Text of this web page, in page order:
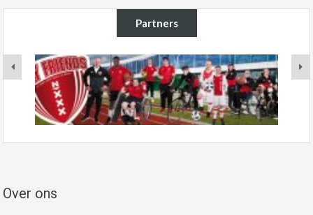
Partners
Over ons